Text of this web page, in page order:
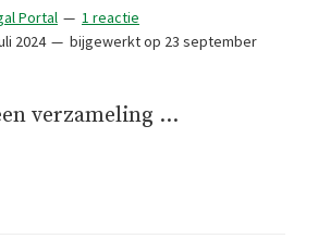
Portal
1 reactie
2024 bijgewerkt op 23 september
verzameling …